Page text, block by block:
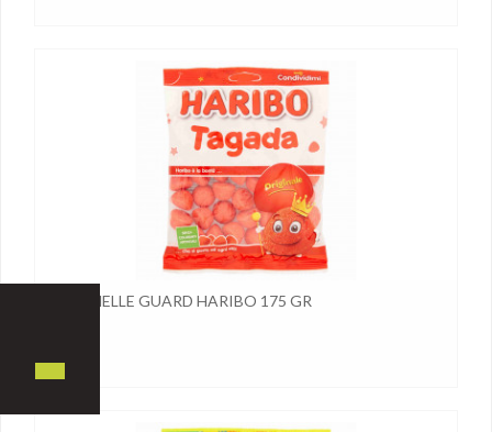
CARAMELLE GUARD HARIBO 175 GR